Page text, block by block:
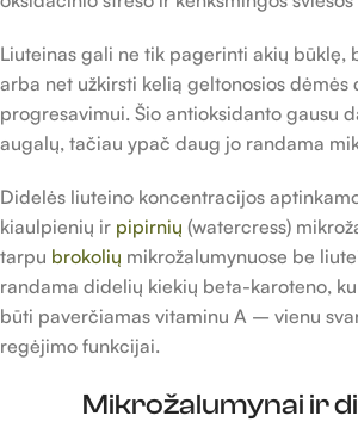
Liuteinas gali ne tik pagerinti akių būklę,
arba net užkirsti kelią geltonosios dėmės
progresavimui. Šio antioksidanto gausu
augalų, tačiau ypač daug jo randama
Didelės liuteino koncentracijos
kiaulpienių ir pipirnių (watercress)
tarpu brokolių mikrožalumynuose be
randama didelių kiekių beta-karoteno,
būti paverčiamas vitaminu A – vienu
regėjimo funkcijai.
Mikrožalumynai ir